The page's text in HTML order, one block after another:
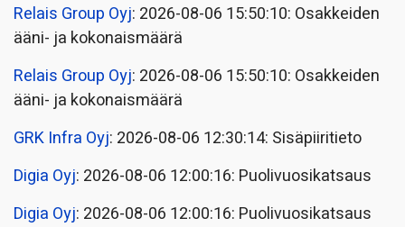
Relais Group Oyj: 2026-08-06 15:50:10: Osakkeiden
ääni- ja kokonaismäärä
Relais Group Oyj: 2026-08-06 15:50:10: Osakkeiden
ääni- ja kokonaismäärä
GRK Infra Oyj: 2026-08-06 12:30:14: Sisäpiiritieto
Digia Oyj: 2026-08-06 12:00:16: Puolivuosikatsaus
Digia Oyj: 2026-08-06 12:00:16: Puolivuosikatsaus